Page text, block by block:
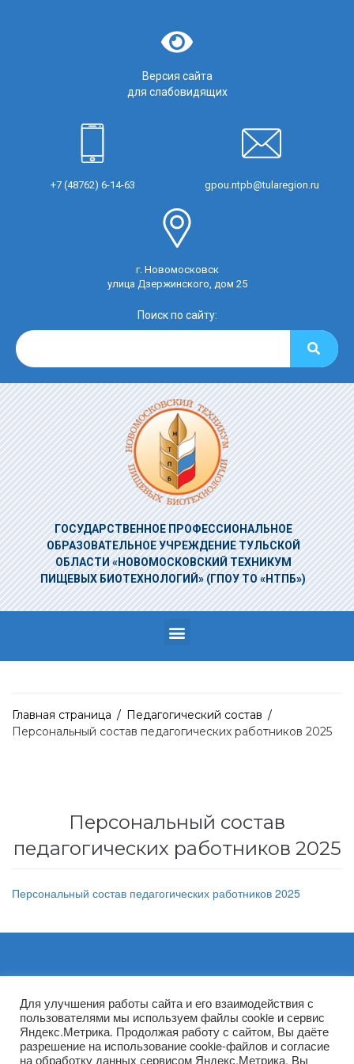
Версия сайта
для слабовидящих
+7 (48762) 6-14-63 gpou.ntpb@tularegion.ru
г. Новомосковск
улица Дзержинского, дом 25
Поиск по сайту:
ГОСУДАРСТВЕННОЕ ПРОФЕССИОНАЛЬНОЕ
ОБРАЗОВАТЕЛЬНОЕ УЧРЕЖДЕНИЕТУЛЬСКОЙ
ОБЛАСТИ «НОВОМОСКОВСКИЙ ТЕХНИКУМ
ПИЩЕВЫХ БИОТЕХНОЛОГИЙ» (ГПОУ ТО «НТПБ»)
Главная страница / Педагогический состав /
Персональный состав педагогических работников 2025
Персональный состав
педагогических работников 2025
Персональный состав педагогических работников 2025
Архивы
Для улучшения работы сайта и его взаимодействия с
пользователями мы используем файлы cookie и сервис
Яндекс.Метрика. Продолжая работу с сайтом, Вы даёте
разрешение на использование cookie-файлов и согласие
на обработку данных сервисом Яндекс.Метрика. Вы